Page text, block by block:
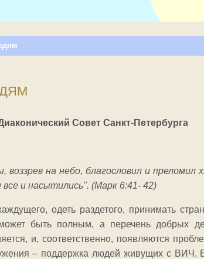
Совет Санкт-Петербурга
воззрев на небо, благословил и
и насытились". (Марк 6:41- 42)
одеть раздетого, принимать
быть полным, а перечень добрых
и, соответственно, появляются
– поддержка людей живущих с ВИЧ.